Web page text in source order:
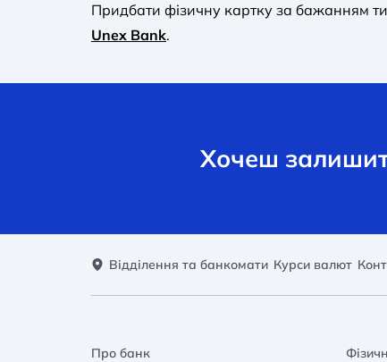
Придбати фізичну картку за бажанням
Unex Bank.
Хочеш
Відділення та банкомати Курси валют
Про банк